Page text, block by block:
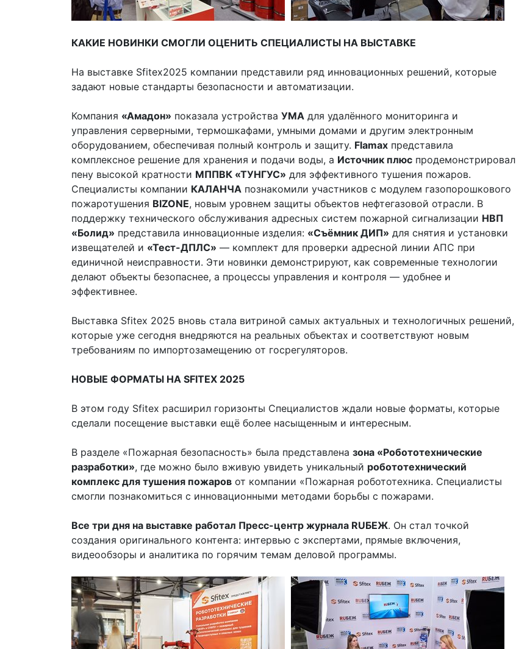
КАКИЕ НОВИНКИ СМОГЛИ ОЦЕНИТЬ СПЕЦИАЛИСТЫ НА ВЫСТАВКЕ
На выставке Sfitex2025 компании представили ряд инновационных решений, которые
задают новые стандарты безопасности и автоматизации.
Компания «Амадон» показала устройства УМА для удалённого мониторинга и
управления серверными, термошкафами, умными домами и другим электронным
оборудованием, обеспечивая полный контроль и защиту. Flamax представила
комплексное решение для хранения и подачи воды, а Источник плюс продемонстрировал
пену высокой кратности МППВК «ТУНГУС» для эффективного тушения пожаров.
Специалисты компании КАЛАНЧА познакомили участников с модулем газопорошкового
пожаротушения BIZONE, новым уровнем защиты объектов нефтегазовой отрасли. В
поддержку технического обслуживания адресных систем пожарной сигнализации НВП
«Болид» представила инновационные изделия: «Съёмник ДИП» для снятия и установки
извещателей и «Тест-ДПЛС» — комплект для проверки адресной линии АПС при
единичной неисправности. Эти новинки демонстрируют, как современные технологии
делают объекты безопаснее, а процессы управления и контроля — удобнее и
эффективнее.
Выставка Sfitex 2025 вновь стала витриной самых актуальных и технологичных решений,
которые уже сегодня внедряются на реальных объектах и соответствуют новым
требованиям по импортозамещению от госрегуляторов.
НОВЫЕ ФОРМАТЫ НА SFITEX 2025
В этом году Sfitex расширил горизонты Специалистов ждали новые форматы, которые
сделали посещение выставки ещё более насыщенным и интересным.
В разделе «Пожарная безопасность» была представлена зона «Робототехнические
разработки», где можно было вживую увидеть уникальный робототехнический
комплекс для тушения пожаров от компании «Пожарная робототехника. Специалисты
смогли познакомиться с инновационными методами борьбы с пожарами.
Все три дня на выставке работал Пресс-центр журнала RUБЕЖ. Он стал точкой
создания оригинального контента: интервью с экспертами, прямые включения,
видеообзоры и аналитика по горячим темам деловой программы.